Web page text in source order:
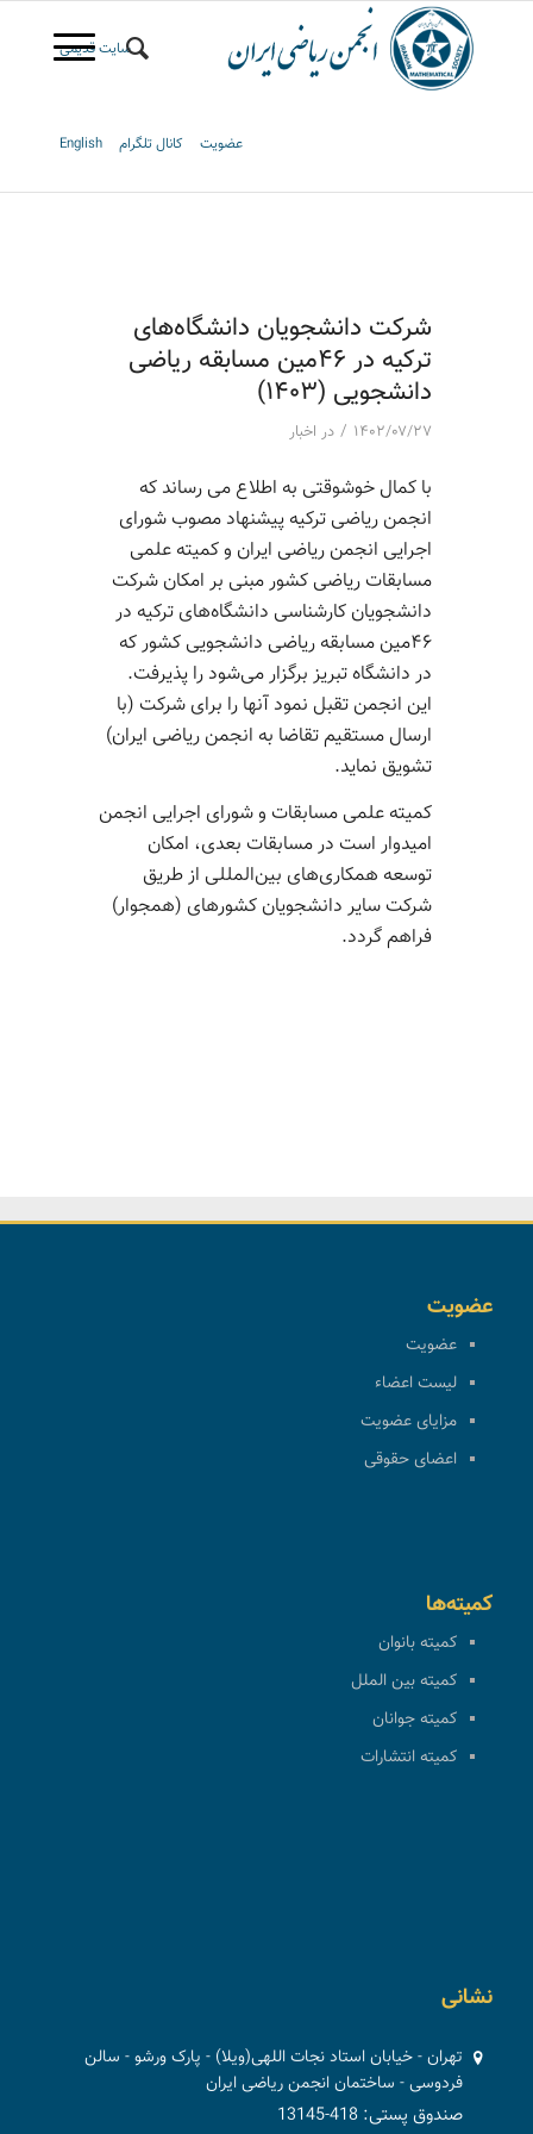
سایت قدیمی
عضویت کانال تلگرام English
شرکت دانشجویان دانشگاه‌های
ترکیه در ۴۶مین مسابقه ریاضی
دانشجویی (۱۴۰۳)
۱۴۰۲/۰۷/۲۷ / در اخبار
با کمال خوشوقتی به اطلاع می رساند که
انجمن ریاضی ترکیه پیشنهاد مصوب شورای
اجرایی انجمن ریاضی ایران و کمیته علمی
مسابقات ریاضی کشور مبنی بر امکان شرکت
دانشجویان کارشناسی دانشگاه‌های ترکیه در
۴۶مین مسابقه ریاضی دانشجویی کشور که
در دانشگاه تبریز برگزار می‌شود را پذیرفت.
این انجمن تقبل نمود آنها را برای شرکت (با
ارسال مستقیم تقاضا به انجمن ریاضی ایران)
تشویق نماید.
کمیته علمی مسابقات و شورای اجرایی انجمن
امیدوار است در مسابقات بعدی، امکان
توسعه همکاری‌های بین‌المللی از طریق
شرکت سایر دانشجویان کشورهای (همجوار)
فراهم گردد.
عضویت
عضویت
لیست اعضاء
مزایای عضویت
اعضای حقوقی
کمیته‌ها
کمیته بانوان
کمیته بین الملل
کمیته جوانان
کمیته انتشارات
نشانی
تهران - خیابان استاد نجات اللهی(ویلا) - پارک ورشو - سالن
فردوسی - ساختمان انجمن ریاضی ایران
صندوق پستی: 418-13145